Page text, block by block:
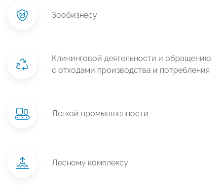
Зообизнесу
Клининговой деятельности и обращению
с отходами производства и потребления
Легкой промышленности
Лесному комплексу